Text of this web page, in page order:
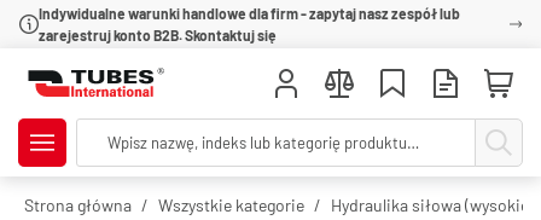
Indywidualne warunki handlowe dla firm - zapytaj nasz zespół lub
zarejestruj konto B2B. Skontaktuj się
Strona główna Wszystkie kategorie Hydraulika siłowa (wysokie